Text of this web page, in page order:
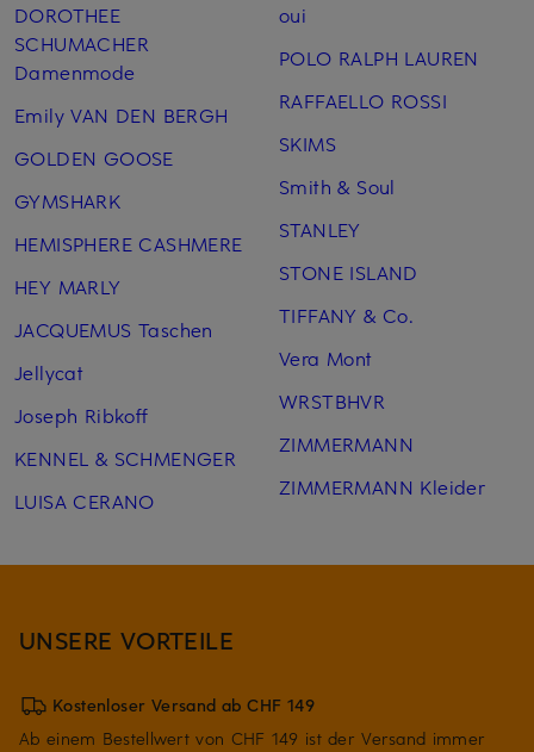
DOROTHEE
SCHUMACHER
Damenmode
Emily VAN DEN BERGH
GOLDEN GOOSE
GYMSHARK
HEMISPHERE CASHMERE
HEY MARLY
JACQUEMUS Taschen
Jellycat
Joseph Ribkoff
KENNEL & SCHMENGER
LUISA CERANO
oui
POLO RALPH LAUREN
RAFFAELLO ROSSI
SKIMS
Smith & Soul
STANLEY
STONE ISLAND
TIFFANY & Co.
Vera Mont
WRSTBHVR
ZIMMERMANN
ZIMMERMANN Kleider
UNSERE VORTEILE
Kostenloser Versand ab CHF 149
Ab einem Bestellwert von CHF 149 ist der Versand immer